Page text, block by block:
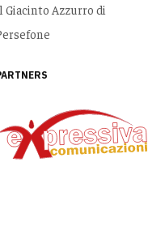
Giacinto Azzurro di